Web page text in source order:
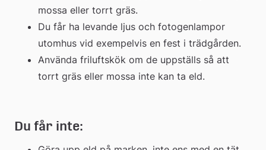
mossa eller torrt gräs.
Du får ha levande ljus och fotogenlampor
utomhus vid exempelvis en fest i trädgården.
Använda friluftskök om de uppställs så att
torrt gräs eller mossa inte kan ta eld.
Du får inte: